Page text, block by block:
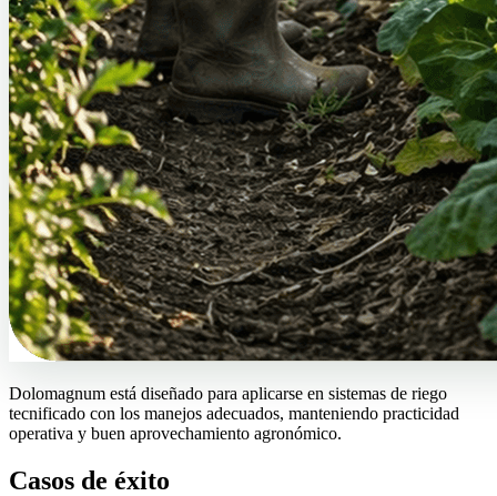
Dolomagnum está diseñado para aplicarse en sistemas de riego
tecnificado con los manejos adecuados, manteniendo practicidad
operativa y buen aprovechamiento agronómico.
Casos de éxito